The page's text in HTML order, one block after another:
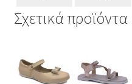
Αυτό
το
το
Σχετικά προϊόντα
το
προϊόν
το
προϊόν